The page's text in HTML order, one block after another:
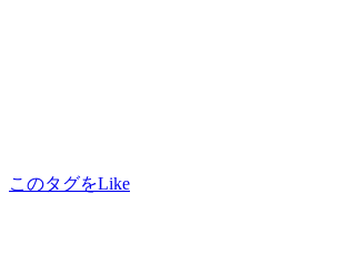
このタグをLike